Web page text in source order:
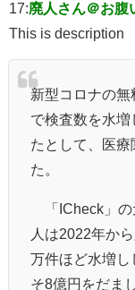
17:廃人さん＠お腹
This is description
新型コロナの
で検査数を水
たとして、医療
た。
「ICheck」の
人は2022年か
万件ほど水増し
そ8億円をだま